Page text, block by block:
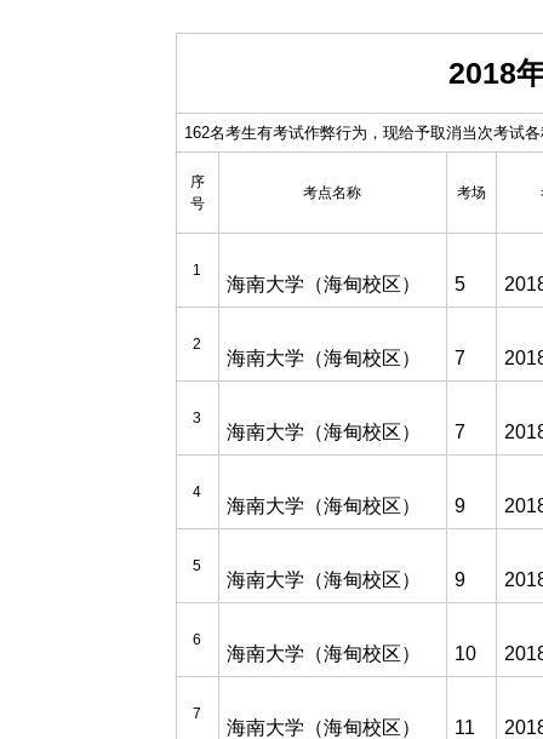
2018
162名考生有考试作弊行为，现给予取消当次考试
序
号
考点名称 考场
1
海南大学（海甸校区） 5 2
2
海南大学（海甸校区） 7
3
海南大学（海甸校区） 7
4
海南大学（海甸校区） 9
5
海南大学（海甸校区） 9
6
海南大学（海甸校区） 10
7
海南大学（海甸校区） 11